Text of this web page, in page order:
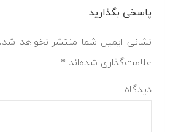
پاسخی بگذارید
نشانی ایمیل شما منتشر نخواهد شد.
علامت‌گذاری شده‌اند *
دیدگاه